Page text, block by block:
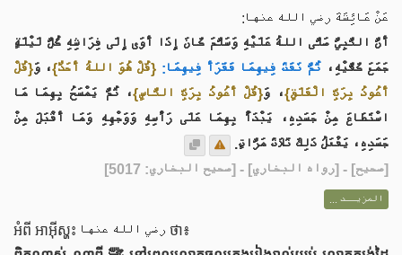
عَنْ ‌عَائِشَةَ رضي الله عنها:
أَنَّ النَّبِيَّ صَلَّى اللهُ عَلَيْهِ وَسَلَّمَ كَانَ إِذَا أَوَى إِلَى فِرَاشِهِ كُلَّ لَيْلَةٍ
جَمَعَ كَفَّيْهِ، ثُمَّ نَفَثَ فِيهِمَا فَقَرَأَ فِيهِمَا: {قُلْ هُوَ اللهُ أَحَدٌ}، وَ{قُلْ
أَعُوذُ بِرَبِّ الْفَلَقِ}، وَ{قُلْ أَعُوذُ بِرَبِّ النَّاسِ}، ثُمَّ يَمْسَحُ بِهِمَا مَا
اسْتَطَاعَ مِنْ جَسَدِهِ، يَبْدَأُ بِهِمَا عَلَى رَأْسِهِ وَوَجْهِهِ وَمَا أَقْبَلَ مِنْ
جَسَدِهِ، يَفْعَلُ ذَلِكَ ثَلَاثَ مَرَّاتٍ.
[صحيح] - [رواه البخاري] - [صحيح البخاري: 5017]
المزيــد ...
អំពី អាអ៊ីស្ហះ رضي الله عنها ថា៖